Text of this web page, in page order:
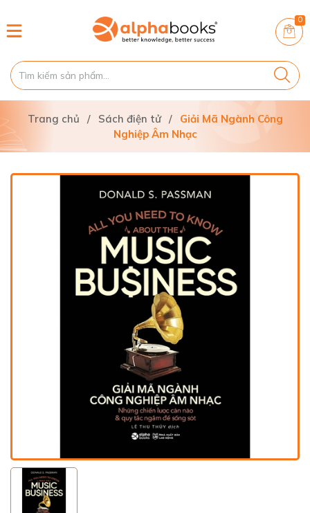
0
Trang chủ / Sách điện tử /
Giải Mã Ngành Công
Nghiệp Âm Nhạc